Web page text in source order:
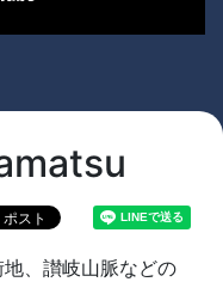
、讃岐山脈などの